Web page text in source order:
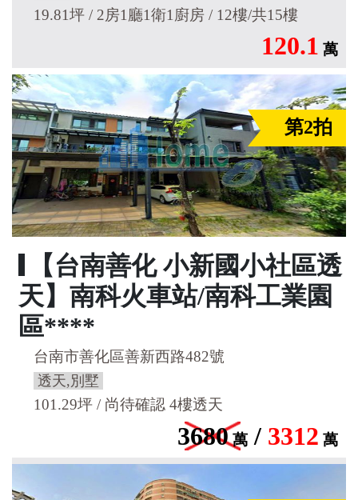
19.81坪 / 2房1廳1衛1廚房 / 12樓/共15樓
120.1 萬
第2拍
【台南善化 小新國小社區透
天】南科火車站/南科工業園
區****
台南市善化區善新西路482號
透天,別墅
101.29坪 / 尚待確認 4樓透天
3680 萬 / 3312 萬